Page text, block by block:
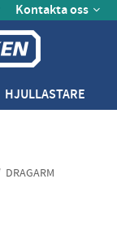
Kontakta oss
HJULLASTARE
DRAGARM